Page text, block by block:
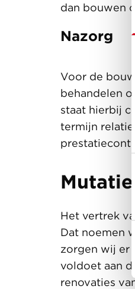
dan bouwen
Nazorg
Voor de
behandelen
staat hierbij
termijn
Mutatie
Het vertrek
Dat noemen
zorgen wij er
voldoet aan
renovaties